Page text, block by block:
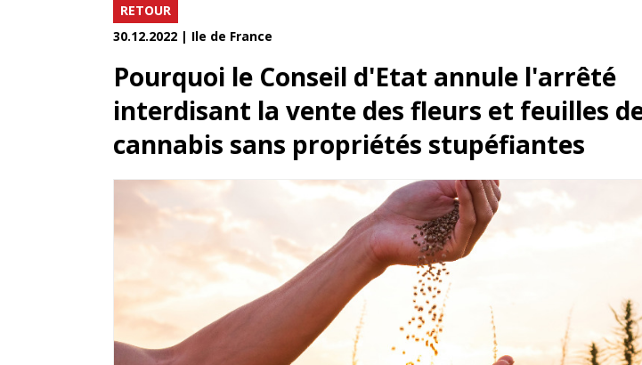
RETOUR
30.12.2022 | Ile de France
Pourquoi le Conseil d'Etat annule l'arrêté
interdisant la vente des fleurs et feuilles
cannabis sans propriétés stupéfiantes